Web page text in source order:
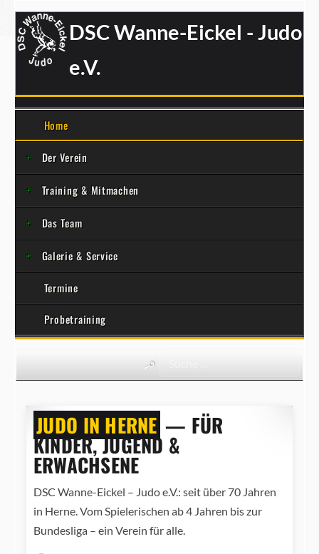
DSC Wanne-Eickel - Judo
e.V.
Home
Der Verein
Training & Mitmachen
Das Team
Galerie & Service
Termine
Probetraining
JUDO IN HERNE — FÜR
KINDER, JUGEND &
ERWACHSENE
DSC Wanne-Eickel – Judo e.V.: seit über 70 Jahren
in Herne. Vom Spielerischen ab 4 Jahren bis zur
Bundesliga – ein Verein für alle.